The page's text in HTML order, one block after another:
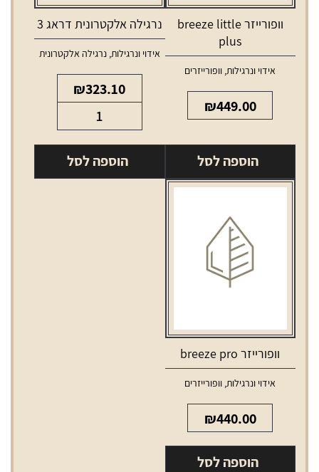
וופורייזר breeze little
plus
אידוי ונרגילות, וופורייזרים
₪449.00
הוספה לסל
נרגילה אלקטרונית דראג 3
אידוי ונרגילות,נרגילה אלקטרונית
₪323.10
של
נרגילה
אלקטרונית
הוספה לסל
וופורייזר breeze pro
אידוי ונרגילות, וופורייזרים
₪440.00
הוספה לסל